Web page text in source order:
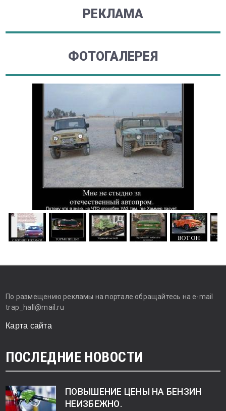
РЕКЛАМА
ФОТОГАЛЕРЕЯ
По размещению рекламы на портале обращайтесь на e-mail
trap_hall@mail.ru
Карта сайта
ПОСЛЕДНИЕ НОВОСТИ
ПОВЫШЕНИЕ ЦЕНЫ НА БЕНЗИН
НЕИЗБЕЖНО.